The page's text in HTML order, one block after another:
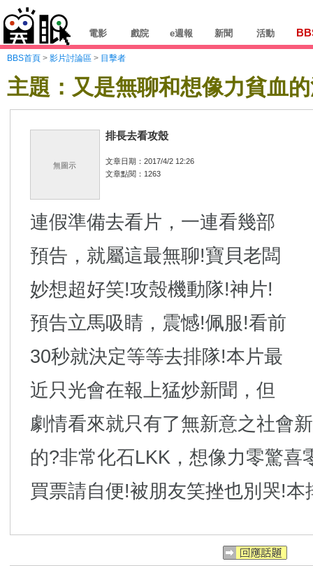
電影 戲院 e週報 新聞 活動
BBS首頁 > 影片討論區 > 目擊者
主題：又是無聊和想像力貧血
無圖示
排長去看攻殼
文章日期：2017/4/2 12:26
文章點閱：1263
連假準備去看片，一連看幾部
預告，就屬這最無聊!寶貝老闆
妙想超好笑!攻殼機動隊!神片!
預告立馬吸睛，震憾!佩服!看前
30秒就決定等等去排隊!本片最
近只光會在報上猛炒新聞，但
劇情看來就只有了無新意之社會
的?非常化石LKK，想像力零驚喜
買票請自便!被朋友笑挫也別哭!本